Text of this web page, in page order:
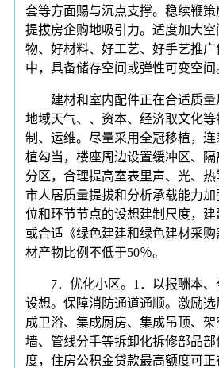
套等方面赐与沉点支撑。稳续鞭策
提拔房企购地吸引力。适度加大
物、好材料、好工艺、好手艺推广
中，具备储存空间或弹性可变空间
建材和室内配件正在合适质量
地域天气、、资本、经济取文化
制、运维。尽量采用全冠移植，
植勾当，楼座周边设置缓冲区、
分区，合理提高室表里声、光、
市人居质量提拔和分析承载能力
位和环节节点的设想建制尺度，
或合适《绿色建建和绿色建材采
材产物比例不低于50％。
7．优化小区。1．以报酬本、
设想。保障消防通道通顺。激励
成卫浴、集成厨房、集成吊顶、
墙、管线分手等拆卸化拆修部品
度，住房公积金贷款最高额度可